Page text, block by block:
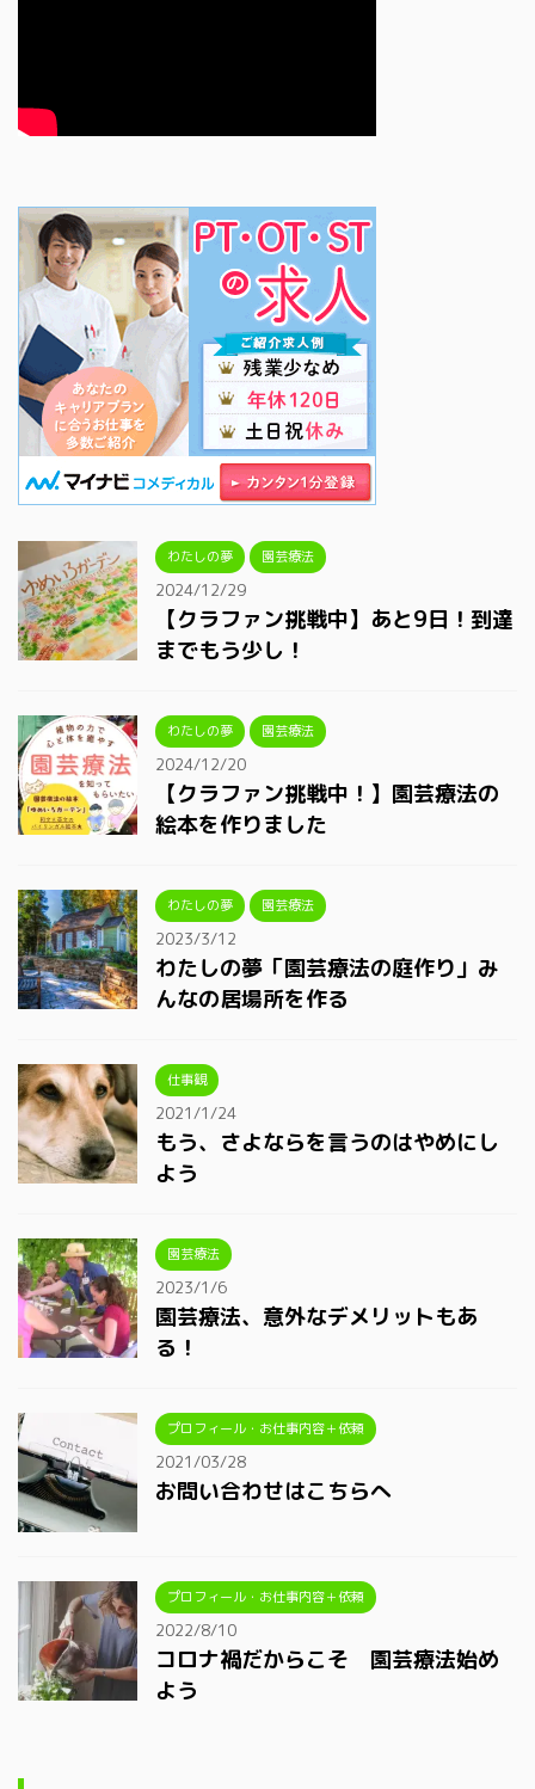
わたしの夢 園芸療法
2024/12/29
【クラファン挑戦中】あと9日！到達
までもう少し！
わたしの夢 園芸療法
2024/12/20
【クラファン挑戦中！】園芸療法の
絵本を作りました
わたしの夢 園芸療法
2023/3/12
わたしの夢「園芸療法の庭作り」み
んなの居場所を作る
仕事観
2021/1/24
もう、さよならを言うのはやめにし
よう
園芸療法
2023/1/6
園芸療法、意外なデメリットもあ
る！
プロフィール・お仕事内容＋依頼
2021/03/28
お問い合わせはこちらへ
プロフィール・お仕事内容＋依頼
2022/8/10
コロナ禍だからこそ 園芸療法始め
よう